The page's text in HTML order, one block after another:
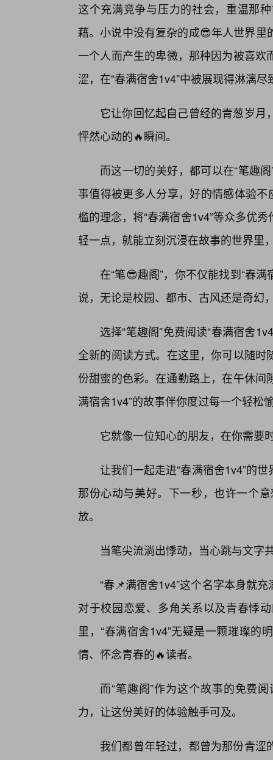
这个充满竞争与压力的社会，重温那
藉。小说中没有复杂的成😎年人世界
一个人而产生的卑微，那种因为被喜
涩，在“春满宿舍1v4”中被展现得淋漓尽
它让你回忆起自己曾经的青葱岁
怦然心动的🔥瞬间。
而这一切的美好，都可以在“笔趣
事值得被更多人分享，好的情感体验
槛的理念，将“春满宿舍1v4”等众多优
轻一点，就能立刻沉浸在故事的世界里
在“笔😎趣阁”，你不仅能找到“春
说，无论是校园、都市、古风还是奇幻
选择“笔趣阁”免费阅读“春满宿舍
全新的阅读方式。在这里，你可以随
份甜蜜的色彩。在通勤路上，在午休间
满宿舍1v4”的故事伴你度过每一个轻松
它就像一位知心的朋友，在你需要
让我们一起走进“春满宿舍1v4”的
那份心动与美好。下一秒，也许一个
放。
当笔尖流淌出悸动，当心跳与文字
“春📌满宿舍1v4”这个名字本身就
对于校园恋爱、多角关系以及青春悸
里，“春满宿舍1v4”无疑是一颗璀璨
情、怀念青春的🔥读者。
而“笔趣阁”作为这个故事的免费
力，让这份美好的体验触手可及。
我们都曾年轻过，都曾为那份青